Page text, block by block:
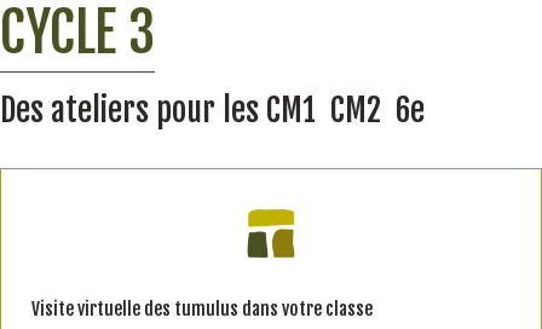
CYCLE 3
Des ateliers pour les CM1 CM2 6e
Visite virtuelle des tumulus dans votre classe